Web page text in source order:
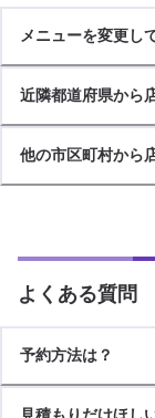
メニューを変更し
近隣都道府県から
他の市区町村から
よくある質問
予約方法は？
見積もりだけほし